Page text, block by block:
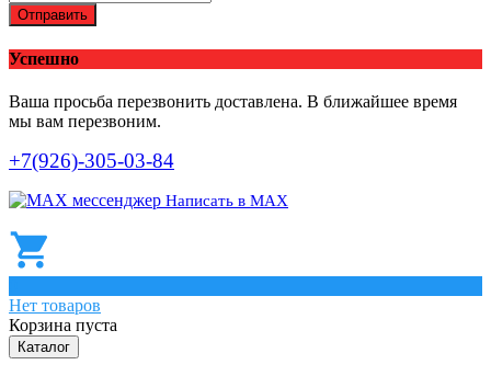
Отправить
Успешно
Ваша просьба перезвонить доставлена. В ближайшее время
мы вам перезвоним.
+7(926)-305-03-84
Написать в МАХ
Нет товаров
Корзина пуста
Каталог